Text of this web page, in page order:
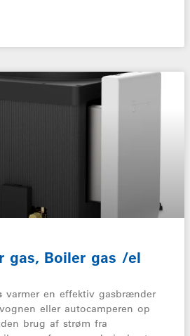
gas, Boiler gas /el
varmer en effektiv gasbrænder
eller autocamperen op
brug af strøm fra